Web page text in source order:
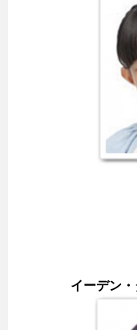
イーデン